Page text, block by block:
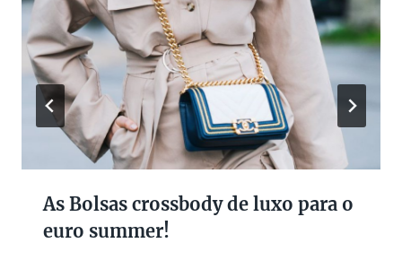
As Bolsas crossbody de luxo para o
euro summer!